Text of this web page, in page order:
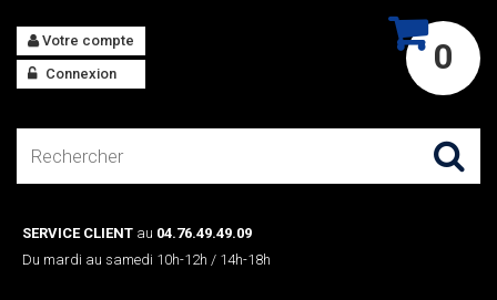
0
Votre compte
Connexion
SERVICE CLIENT au 04.76.49.49.09
Du mardi au samedi 10h-12h / 14h-18h